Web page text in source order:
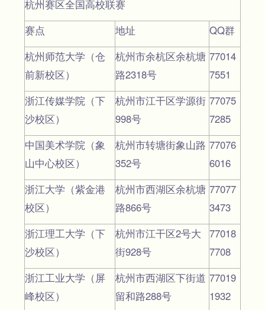
杭州赛区全国高校联赛
赛点
地址
QQ群
杭州师范大学（仓
前新校区）
杭州市余杭区余杭塘
路2318号
77014
7551
浙江传媒学院（下
沙校区）
杭州市江干区学源街
998号
77075
7285
中国美术学院（象
山中心校区）
杭州市转塘街象山路
352号
77076
6016
浙江大学（紫金港
校区）
杭州市西湖区余杭塘
路866号
77077
3473
浙江理工大学（下
沙校区）
杭州市江干区2号大
街928号
77018
7708
浙江工业大学（屏
峰校区）
杭州市西湖区下街道
留和路288号
77019
1932